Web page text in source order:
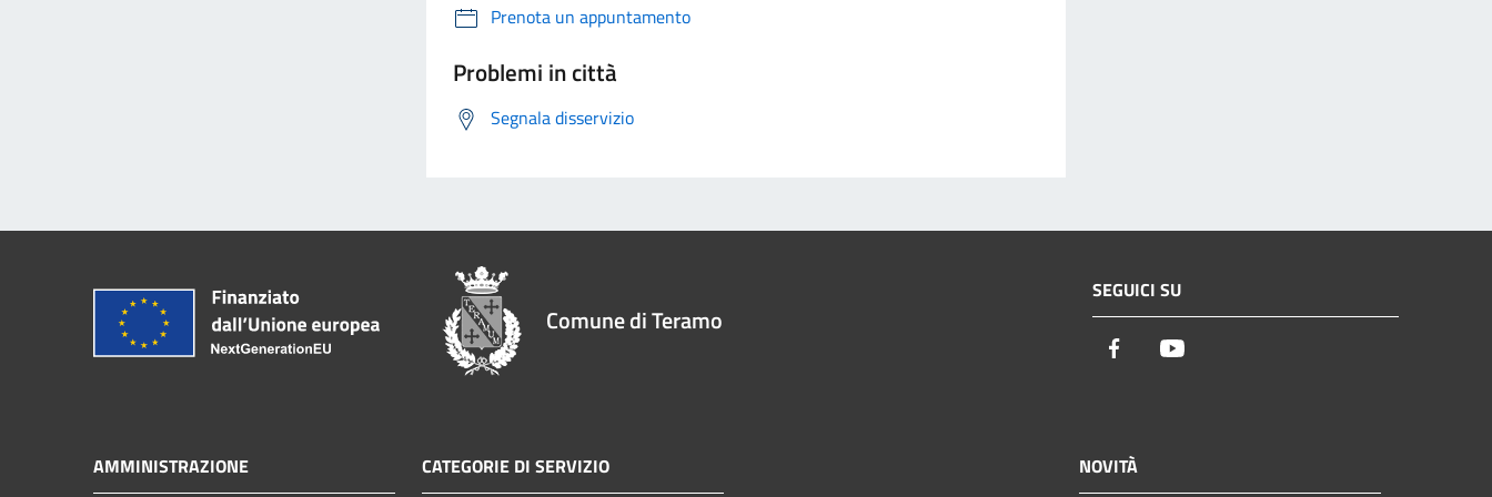
Prenota un appuntamento
Problemi in città
Segnala disservizio
Comune di Teramo
SEGUICI SU
Facebook
AMMINISTRAZIONE CATEGORIE DI SERVIZIO NOVITÀ